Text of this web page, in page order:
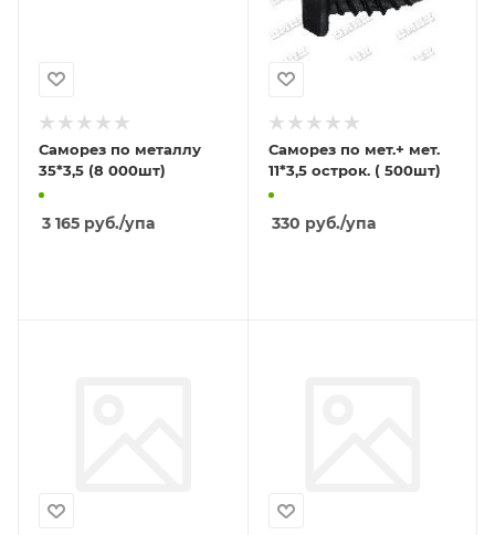
Саморез по металлу
35*3,5 (8 000шт)
3 165 руб./упа
Саморез по мет.+ мет.
11*3,5 острок. ( 500шт)
330 руб./упа